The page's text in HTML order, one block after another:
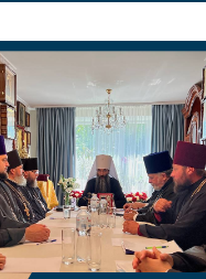
мощей. Митрополиту
секретар єпархії
(Торак), благочинний
протоієрей Ярослав
клірики […]